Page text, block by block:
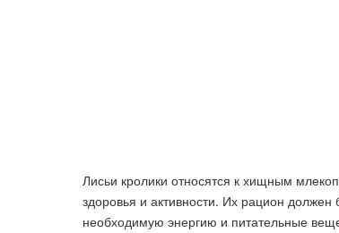
Лисьи кролики относятся к хищным
здоровья и активности. Их рацион
необходимую энергию и питательные